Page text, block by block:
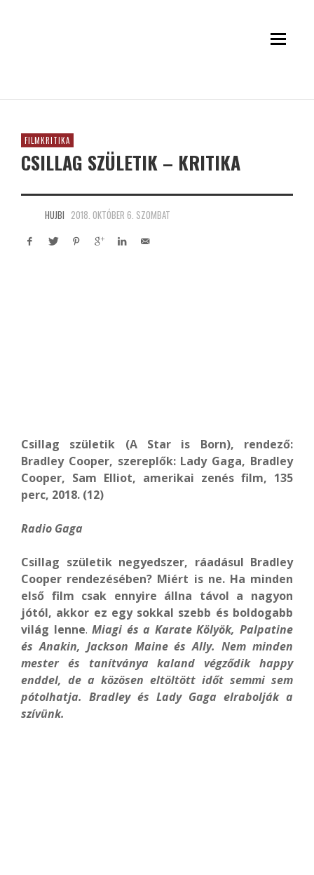
FILMKRITIKA
CSILLAG SZÜLETIK – KRITIKA
HUJBI 2018. OKTÓBER 6. SZOMBAT
Csillag születik (A Star is Born), rendező:
Bradley Cooper, szereplők: Lady Gaga, Bradley
Cooper, Sam Elliot, amerikai zenés film, 135
perc, 2018. (12)
Radio Gaga
Csillag születik negyedszer, ráadásul Bradley
Cooper rendezésében? Miért is ne. Ha minden
első film csak ennyire állna távol a nagyon
jótól, akkor ez egy sokkal szebb és boldogabb
világ lenne. Miagi és a Karate Kölyök, Palpatine
és Anakin, Jackson Maine és Ally. Nem minden
mester és tanítványa kaland végződik happy
enddel, de a közösen eltöltött időt semmi sem
pótolhatja. Bradley és Lady Gaga elrabolják a
szívünk.